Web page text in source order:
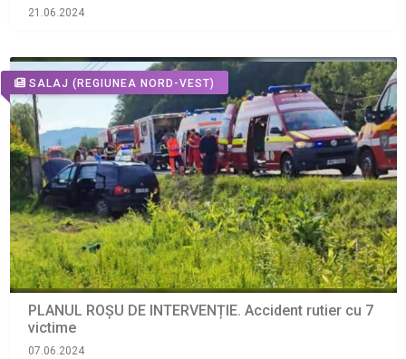
21.06.2024
SALAJ (REGIUNEA NORD-VEST)
PLANUL ROȘU DE INTERVENȚIE. Accident rutier cu 7
victime
07.06.2024